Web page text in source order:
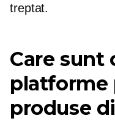
treptat.
Care sunt
platforme
produse